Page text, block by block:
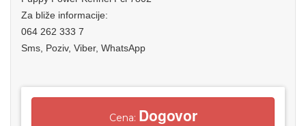
Za bliže informacije:
064 262 333 7
Sms, Poziv, Viber, WhatsApp
Cena: Dogovor